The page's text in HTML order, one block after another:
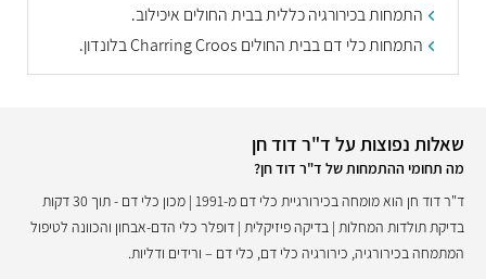
התמחות בכירורגיה כללית בבית החולים איכילוב.
התמחות כלי דם בבית החולים Charring Croos בלונדון.
שאלות נפוצות על ד"ר דוד חן
מה תחומי ההתמחות של ד"ר דוד חן?
ד"ר דוד חן הוא מומחה בכירורגיית כלי דם מ-1991 | מכון כלי דם - תוך 30 דקות
בדיקת תולדות המחלות | בדיקה פיזיקלית | דופלר כלי הדם-אבחון והכוונה לטיפול
המתמחה בכירורגיה, כירורגיה כלי דם, כלי דם – ורידים ודליות.